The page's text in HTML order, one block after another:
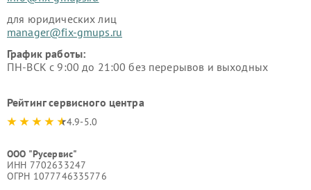
для юридических лиц
manager@fix-gmups.ru
График работы:
ПН-ВСК с 9:00 до 21:00 без перерывов и выходных
Рейтинг сервисного центра
4.9-5.0
ООО "Русервис"
ИНН 7702633247
ОГРН 1077746335776